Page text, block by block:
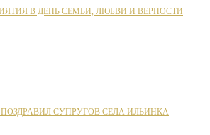
В ДЕНЬ СЕМЬИ, ЛЮБВИ И ВЕРНОСТИ
СУПРУГОВ СЕЛА ИЛЬИНКА